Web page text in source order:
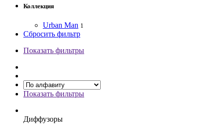
Коллекция
Urban Man 1
Сбросить фильтр
Показать фильтры
Показать фильтры
Диффузоры